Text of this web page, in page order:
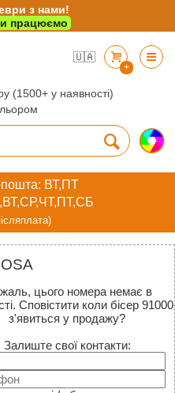
🇺🇦
+
(1500+ у наявності)
ВТ,ПТ
цього номера немає в
Сповістити коли бісер 91000
з'явиться у продажу?
Залиште свої контакти:
з нами!
працюємо